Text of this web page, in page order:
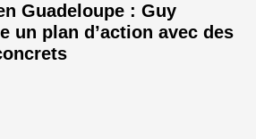
Guadeloupe : Guy
un plan d’action avec des